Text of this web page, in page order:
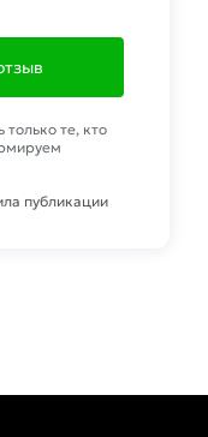
только те, кто
публикации